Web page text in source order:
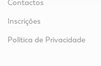
Contactos
Inscrições
Política de Privacidade